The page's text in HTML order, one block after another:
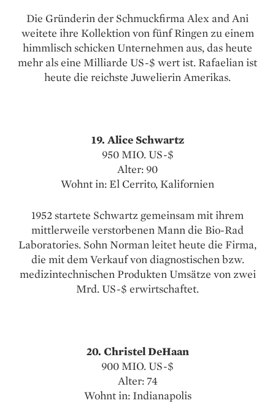
Die Gründerin der Schmuckfirma Alex and Ani
weitete ihre Kollektion von fünf Ringen zu einem
himmlisch schicken Unternehmen aus, das heute
mehr als eine Milliarde US-$ wert ist. Rafaelian ist
heute die reichste Juwelierin Amerikas.
19. Alice Schwartz
950 MIO. US-$
Alter: 90
Wohnt in: El Cerrito, Kalifornien
1952 startete Schwartz gemeinsam mit ihrem
mittlerweile verstorbenen Mann die Bio-Rad
Laboratories. Sohn Norman leitet heute die Firma,
die mit dem Verkauf von diagnostischen bzw.
medizintechnischen Produkten Umsätze von zwei
Mrd. US-$ erwirtschaftet.
20. Christel DeHaan
900 MIO. US-$
Alter: 74
Wohnt in: Indianapolis